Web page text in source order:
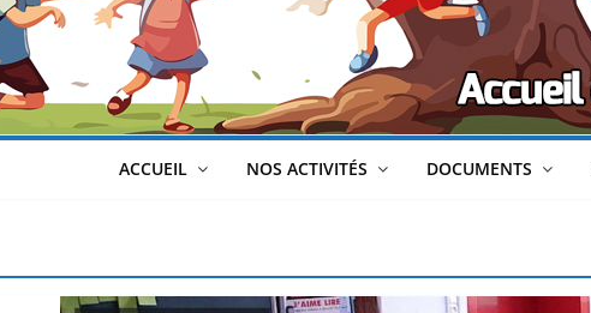
pour
les
Loisirs,
ACCUEIL NOS ACTIVITÉS DOCUMENTS